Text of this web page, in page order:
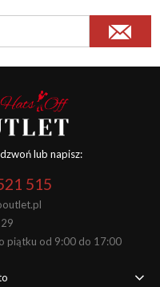
lub napisz:
515
piątku od 9:00 do 17:00